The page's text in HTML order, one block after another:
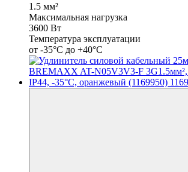
1.5 мм²
Максимальная нагрузка
3600 Вт
Температура эксплуатации
от -35°С до +40°С